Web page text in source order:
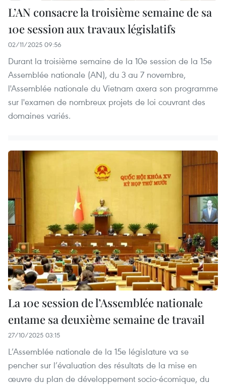
L’AN consacre la troisième semaine de sa
10e session aux travaux législatifs
02/11/2025 09:56
Durant la troisième semaine de la 10e session de la 15e
Assemblée nationale (AN), du 3 au 7 novembre,
l'Assemblée nationale du Vietnam axera son programme
sur l'examen de nombreux projets de loi couvrant des
domaines variés.
La 10e session de l’Assemblée nationale
entame sa deuxième semaine de travail
27/10/2025 03:15
L’Assemblée nationale de la 15e législature va se
pencher sur l’évaluation des résultats de la mise en
œuvre du plan de développement socio-écomique, du